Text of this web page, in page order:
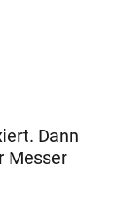
Dann
Messer